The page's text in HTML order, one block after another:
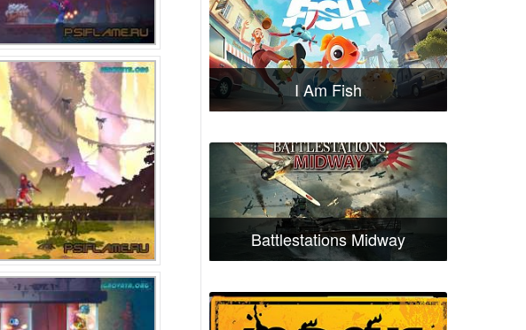
I Am Fish
Battlestations Midway